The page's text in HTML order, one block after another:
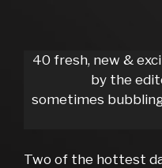
40 fresh, new &
by the
sometimes
Two of the hottest